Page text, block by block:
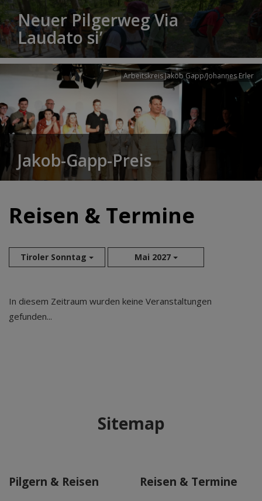
Neuer Pilgerweg Via
Laudato si’
Arbeitskreis Jakob Gapp/Johannes Erler
Jakob-Gapp-Preis
Reisen & Termine
Tiroler Sonntag Mai 2027
Aug 2026
Apr 2027
Mai 2027
In diesem Zeitraum wurden keine Veranstaltungen
gefunden...
Sitemap
Pilgern & Reisen Reisen & Termine